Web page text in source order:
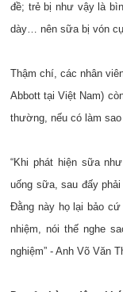
đề; trẻ bị như vậy là
dày… nên sữa bị vón
Thậm chí, các nhân
Abbott tại Việt Nam)
thường, nếu có làm
“Khi phát hiện sữa
uống sữa, sau đấy
Đằng này họ lại bảo
nhiệm, nói thế nghe
nghiệm” - Anh Võ Văn